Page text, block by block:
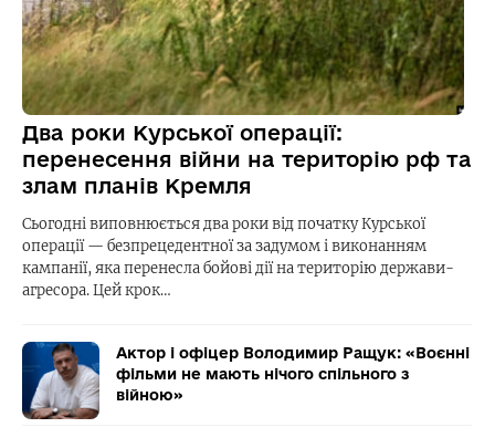
Два роки Курської операції:
перенесення війни на територію рф та
злам планів Кремля
Сьогодні виповнюється два роки від початку Курської
операції — безпрецедентної за задумом і виконанням
кампанії, яка перенесла бойові дії на територію держави-
агресора. Цей крок…
Актор і офіцер Володимир Ращук: «Воєнні
фільми не мають нічого спільного з
війною»